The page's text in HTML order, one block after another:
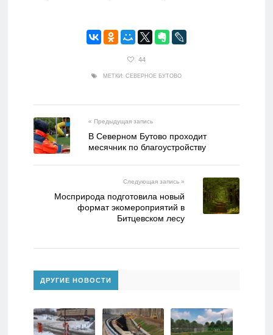
44
МЕТКИ: СЕВЕРНОЕ БУТОВО
« Предыдущая запись
В Северном Бутово проходит
месячник по благоустройству
Следующая запись »
Мосприрода подготовила новый
формат экомероприятий в
Битцевском лесу
ДРУГИЕ НОВОСТИ